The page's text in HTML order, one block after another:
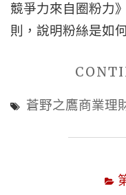
競爭力來自圈粉力
則，說明粉絲是如
蒼野之鷹商業理